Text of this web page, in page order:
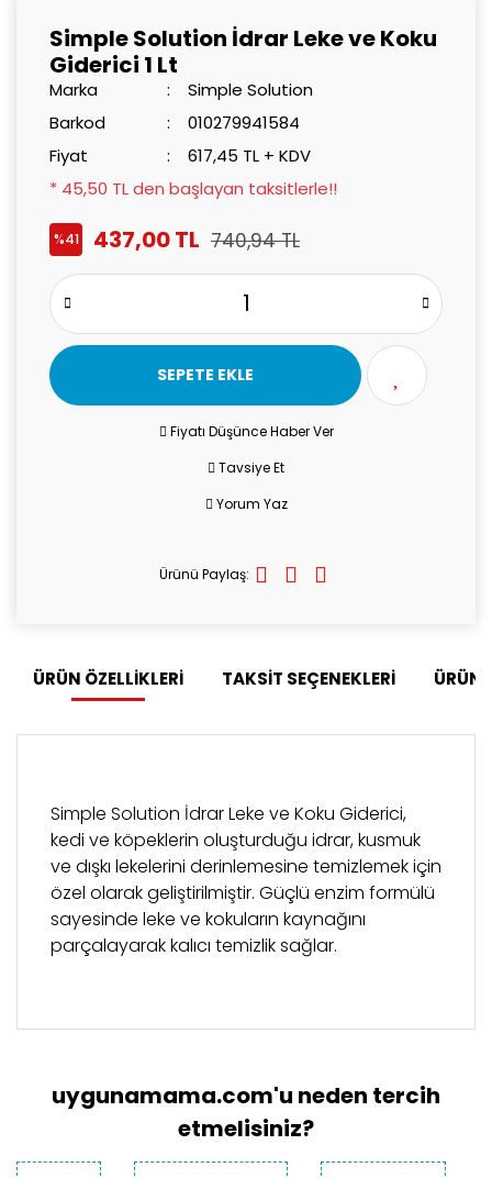
Simple Solution İdrar Leke ve Koku
Giderici 1 Lt
Marka
Simple Solution
Barkod
010279941584
Fiyat
617,45 TL + KDV
* 45,50 TL den başlayan taksitlerle!!
%41 437,00 TL 740,94 TL
SEPETE EKLE
Fiyatı Düşünce Haber Ver
Tavsiye Et
Yorum Yaz
Ürünü Paylaş:
ÜRÜN ÖZELLİKLERİ TAKSİT SEÇENEKLERİ ÜRÜN
Simple Solution İdrar Leke ve Koku Giderici,
kedi ve köpeklerin oluşturduğu idrar, kusmuk
ve dışkı lekelerini derinlemesine temizlemek için
özel olarak geliştirilmiştir. Güçlü enzim formülü
sayesinde leke ve kokuların kaynağını
parçalayarak kalıcı temizlik sağlar.
Yorum Yaz
ve diğer konularda yetersiz gördüğünüz noktaları
Ürün resmi kalitesiz, bozuk veya
görüntülenemiyor.
Ürün açıklamasında eksik bilgiler bulunuyor.
uygunamama.com'u neden tercih
etmelisiniz?